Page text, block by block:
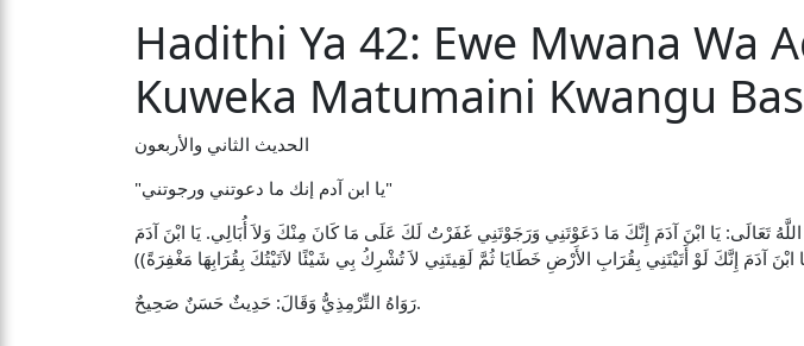
Hadithi Ya 42: Ewe Mwana Wa
Kuweka Matumaini Kwangu
الحديث الثاني والأربعون
"يا ابن آدم إنك ما دعوتني ورجوتني"
يَا ابْنَ آدَمَ إِنَّكَ مَا دَعَوْتَنِي وَرَجَوْتَنِي غَفَرْتُ لَكَ عَلَى مَا كَانَ مِنْكَ وَلاَ أُبَالِي. يَا ابْنَ آدَمَ
آدَمَ إِنَّكَ لَوْ أَتَيْتَنِي بِقُرَابِ الأَرْضِ خَطَايَا ثُمَّ لَقِيتَنِي لاَ تُشْرِكُ بِي شَيْئًا لاَتَيْتُكَ بِقُرَابِهَا مَغْفِرَةً))
رَوَاهُ التِّرْمِذِيُّ وَقَالَ: حَدِيثٌ حَسَنٌ صَحِيحٌ.